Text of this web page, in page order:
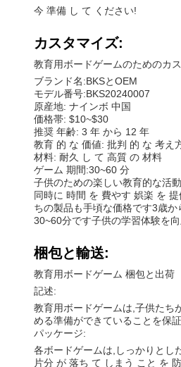
今 準備 し て ください!
カスタマイズ:
教育用ボードゲームのためのカ
ブランド名:BKSとOEM
モデル番号:BKS20240007
原産地: ナインボ 中国
価格帯: $10~$30
推奨 年齢: 3 年 から 12 年
教育 的 な 価値: 批判 的 な 考え
材料: 耐久 し て 高質 の 材料
ゲーム 期間:30~60 分
子供のための楽しい教育的な活
同時に 時間 を 費やす 娯楽 を
ちの製品も手頃な価格です3歳
30~60分です子供の学習体験を
梱包と輸送:
教育用ボードゲーム 梱包と出荷
記述:
教育用ボードゲームは,子供たち
める準備ができていることを保
パッケージ:
各ボードゲームは,しっかりとし
片分 が 落ち て しまう こと を 防